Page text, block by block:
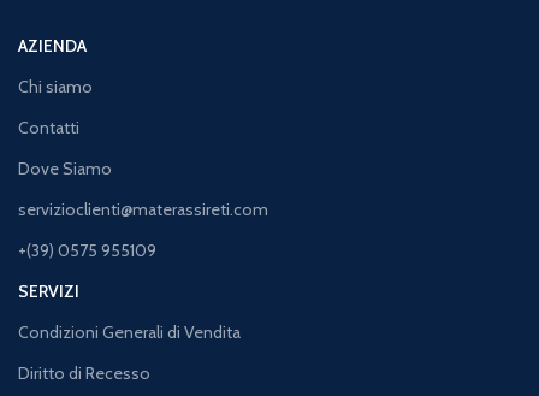
AZIENDA
Chi siamo
Contatti
Dove Siamo
servizioclienti@materassireti.com
+(39) 0575 955109
SERVIZI
Condizioni Generali di Vendita
Diritto di Recesso